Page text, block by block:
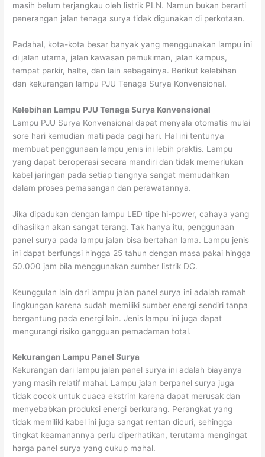
masih belum terjangkau oleh listrik PLN. Namun bukan berarti
penerangan jalan tenaga surya tidak digunakan di perkotaan.
Padahal, kota-kota besar banyak yang menggunakan lampu ini
di jalan utama, jalan kawasan pemukiman, jalan kampus,
tempat parkir, halte, dan lain sebagainya. Berikut kelebihan
dan kekurangan lampu PJU Tenaga Surya Konvensional.
Kelebihan Lampu PJU Tenaga Surya Konvensional
Lampu PJU Surya Konvensional dapat menyala otomatis mulai
sore hari kemudian mati pada pagi hari. Hal ini tentunya
membuat penggunaan lampu jenis ini lebih praktis. Lampu
yang dapat beroperasi secara mandiri dan tidak memerlukan
kabel jaringan pada setiap tiangnya sangat memudahkan
dalam proses pemasangan dan perawatannya.
Jika dipadukan dengan lampu LED tipe hi-power, cahaya yang
dihasilkan akan sangat terang. Tak hanya itu, penggunaan
panel surya pada lampu jalan bisa bertahan lama. Lampu jenis
ini dapat berfungsi hingga 25 tahun dengan masa pakai hingga
50.000 jam bila menggunakan sumber listrik DC.
Keunggulan lain dari lampu jalan panel surya ini adalah ramah
lingkungan karena sudah memiliki sumber energi sendiri tanpa
bergantung pada energi lain. Jenis lampu ini juga dapat
mengurangi risiko gangguan pemadaman total.
Kekurangan Lampu Panel Surya
Kekurangan dari lampu jalan panel surya ini adalah biayanya
yang masih relatif mahal. Lampu jalan berpanel surya juga
tidak cocok untuk cuaca ekstrim karena dapat merusak dan
menyebabkan produksi energi berkurang. Perangkat yang
tidak memiliki kabel ini juga sangat rentan dicuri, sehingga
tingkat keamanannya perlu diperhatikan, terutama mengingat
harga panel surya yang cukup mahal.